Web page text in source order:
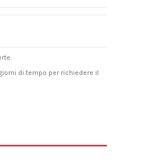
di tempo per richiedere il